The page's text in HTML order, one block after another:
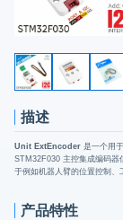
描述
Unit ExtEncoder是一个用
STM32F030 主控集成编码器
于例如机器人臂的位置控制、
产品特性